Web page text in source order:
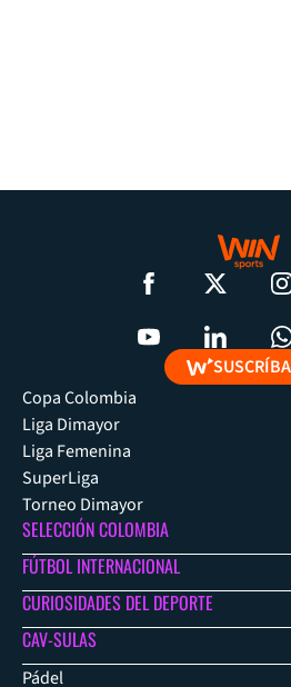
Copa Colombia
Liga Dimayor
Liga Femenina
SuperLiga
Torneo Dimayor
SELECCIÓN COLOMBIA
FÚTBOL INTERNACIONAL
CURIOSIDADES DEL DEPORTE
CAV-SULAS
Pádel